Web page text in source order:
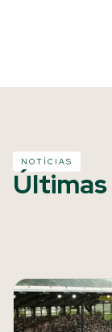
NOTÍCIAS